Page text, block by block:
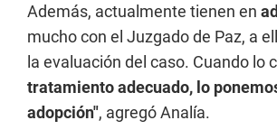
Además, actualmente tienen en
mucho con el Juzgado de Paz, a
la evaluación del caso. Cuando lo
tratamiento adecuado, lo
adopción", agregó Analía.